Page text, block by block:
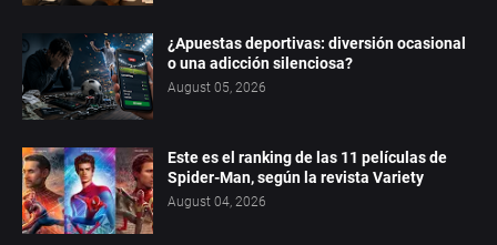
¿Apuestas deportivas: diversión ocasional
o una adicción silenciosa?
August 05, 2026
Este es el ranking de las 11 películas de
Spider-Man, según la revista Variety
August 04, 2026